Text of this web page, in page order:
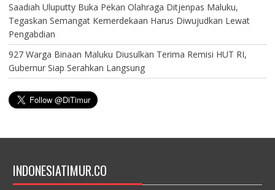
Saadiah Uluputty Buka Pekan Olahraga Ditjenpas Maluku,
Tegaskan Semangat Kemerdekaan Harus Diwujudkan Lewat
Pengabdian
927 Warga Binaan Maluku Diusulkan Terima Remisi HUT RI,
Gubernur Siap Serahkan Langsung
INDONESIATIMUR.CO